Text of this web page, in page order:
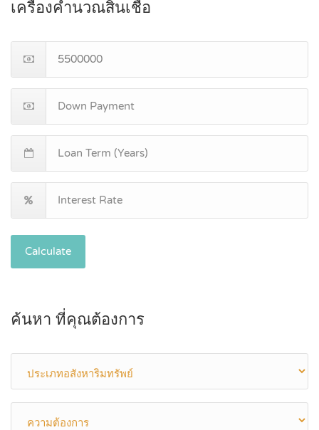
เครื่องคำนวณสินเชื่อ
Calculate
ค้นหา ที่คุณต้องการ